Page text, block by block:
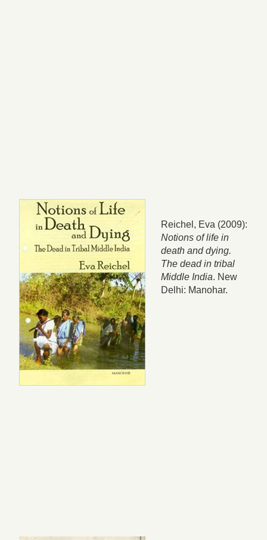
Reichel, Eva (2009):
Notions of life in
death and dying.
The dead in tribal
Middle India. New
Delhi: Manohar.